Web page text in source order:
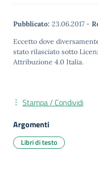
Pubblicato: 23.06.2017 -
Eccetto dove
stato rilasciato sotto
Attribuzione 4.0 Italia.
Stampa / Condividi
Argomenti
Libri di testo